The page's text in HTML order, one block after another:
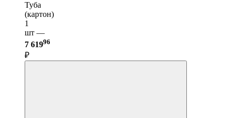
Туба
(картон)
1
шт —
7 61996
₽